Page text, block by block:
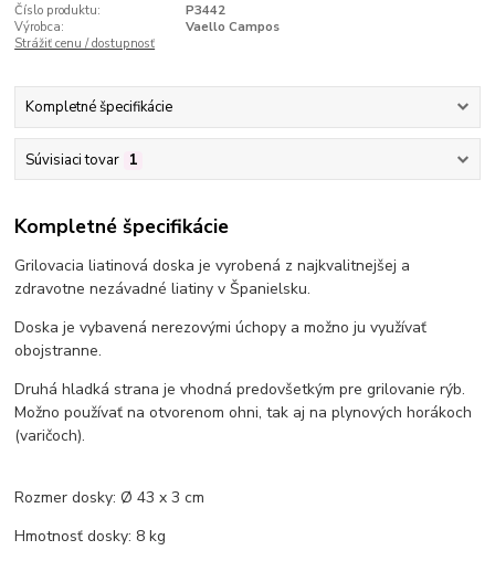
Číslo produktu:
P3442
Výrobca:
Vaello Campos
Strážiť cenu / dostupnosť
Kompletné špecifikácie
Súvisiaci tovar 1
Kompletné špecifikácie
Grilovacia liatinová doska je vyrobená z najkvalitnejšej a
zdravotne nezávadné liatiny v Španielsku.
Doska je vybavená nerezovými úchopy a možno ju využívať
obojstranne.
Druhá hladká strana je vhodná predovšetkým pre grilovanie rýb.
Možno používať na otvorenom ohni, tak aj na plynových horákoch
(varičoch).
Rozmer dosky: Ø 43 x 3 cm
Hmotnosť dosky: 8 kg